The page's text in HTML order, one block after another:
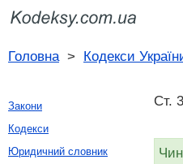
Головна> Кодекси
Ст.
Закони
Кодекси
Юридичний словник